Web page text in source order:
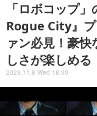
「ロボコップ
Rogue City』
ァン必見！豪
しさが楽しめ
2023.11.8 Wed 18:00